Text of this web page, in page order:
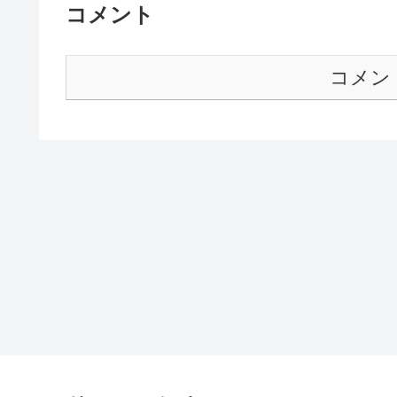
コメント
コメン